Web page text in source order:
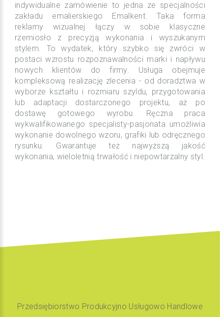
indywidualne zamówienie to jedna ze specjalności
zakładu emalierskiego Emalkent. Taka forma
reklamy wizualnej łączy w sobie klasyczne
rzemiosło z precyzją wykonania i wyszukanym
stylem. To wydatek, który szybko się zwróci w
postaci wzrostu rozpoznawalności marki i napływu
nowych klientów do firmy. Usługa obejmuje
kompleksową realizację zlecenia - od doradztwa w
wyborze kształtu i rozmiaru szyldu, przygotowania
lub adaptacji dostarczonego projektu, aż po
dostawę gotowego wyrobu. Ręczna praca
wykwalifikowanego specjalisty-pasjonata umożliwia
wykonanie dowolnego wzoru, grafiki lub odręcznego
rysunku. Gwarantuje też najwyższą jakość
wykonania, wieloletnią trwałość i niepowtarzalny styl.
Przedsiębiorstwo Produkcyjno Usługowo Handlowe